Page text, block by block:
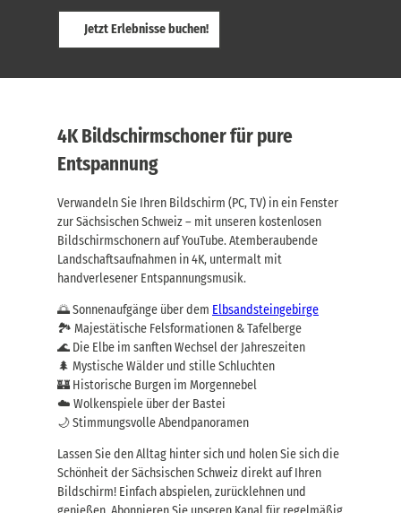
Jetzt Erlebnisse buchen!
4K Bildschirmschoner für pure
Entspannung
Verwandeln Sie Ihren Bildschirm (PC, TV) in ein Fenster
zur Sächsischen Schweiz – mit unseren kostenlosen
Bildschirmschonern auf YouTube. Atemberaubende
Landschaftsaufnahmen in 4K, untermalt mit
handverlesener Entspannungsmusik.
🌅 Sonnenaufgänge über dem Elbsandsteingebirge
🏞️ Majestätische Felsformationen & Tafelberge
🌊 Die Elbe im sanften Wechsel der Jahreszeiten
🌲 Mystische Wälder und stille Schluchten
🏰 Historische Burgen im Morgennebel
☁️ Wolkenspiele über der Bastei
🌙 Stimmungsvolle Abendpanoramen
Lassen Sie den Alltag hinter sich und holen Sie sich die
Schönheit der Sächsischen Schweiz direkt auf Ihren
Bildschirm! Einfach abspielen, zurücklehnen und